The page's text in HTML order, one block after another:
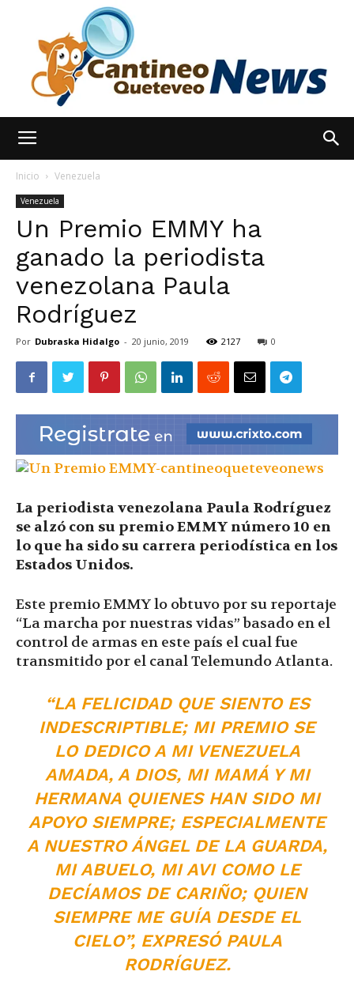
Noticias
hoy
|
Ultima
Hora
Inicio Venezuela
Venezuela
Un Premio EMMY ha
ganado la periodista
venezolana Paula
Rodríguez
Por Dubraska Hidalgo - 20 junio, 2019 2127 0
La periodista venezolana Paula Rodríguez
se alzó con su premio EMMY número 10 en
lo que ha sido su carrera periodística en los
Estados Unidos.
Este premio EMMY lo obtuvo por su reportaje
“La marcha por nuestras vidas” basado en el
control de armas en este país el cual fue
transmitido por el canal Telemundo Atlanta.
“LA FELICIDAD QUE SIENTO ES
INDESCRIPTIBLE; MI PREMIO SE
LO DEDICO A MI VENEZUELA
AMADA, A DIOS, MI MAMÁ Y MI
HERMANA QUIENES HAN SIDO MI
APOYO SIEMPRE; ESPECIALMENTE
A NUESTRO ÁNGEL DE LA GUARDA,
MI ABUELO, MI AVI COMO LE
DECÍAMOS DE CARIÑO; QUIEN
SIEMPRE ME GUÍA DESDE EL
CIELO”, EXPRESÓ PAULA
RODRÍGUEZ.